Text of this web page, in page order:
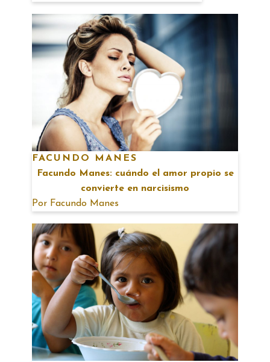
FACUNDO MANES
Facundo Manes: cuándo el amor propio se
convierte en narcisismo
Por Facundo Manes